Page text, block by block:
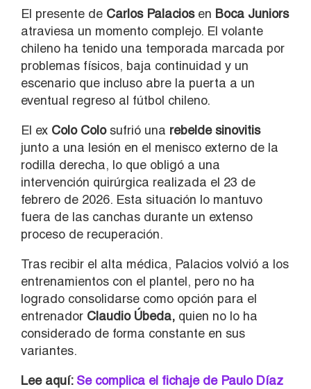
El presente de Carlos Palaciosen Boca Juniors
atraviesa un momento complejo. El volante
chileno ha tenido una temporada marcada por
problemas físicos, baja continuidad y un
escenario que incluso abre la puerta a un
eventual regreso al fútbol chileno.
El ex Colo Colosufrió una rebelde sinovitis
junto a una lesión en el menisco externo de la
rodilla derecha, lo que obligó a una
intervención quirúrgica realizada el 23 de
febrero de 2026. Esta situación lo mantuvo
fuera de las canchas durante un extenso
proceso de recuperación.
Tras recibir el alta médica, Palacios volvió a los
entrenamientos con el plantel, pero no ha
logrado consolidarse como opción para el
entrenador Claudio Úbeda, quien no lo ha
considerado de forma constante en sus
variantes.
Lee aquí:Se complica el fichaje de Paulo Díaz